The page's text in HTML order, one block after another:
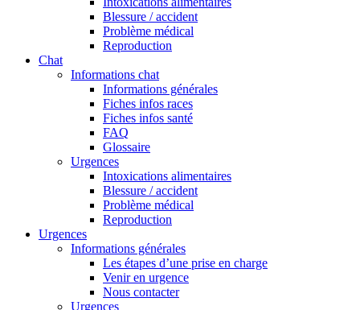
Blessure / accident
Problème médical
Reproduction
Chat
Informations chat
Informations générales
Fiches infos races
Fiches infos santé
FAQ
Glossaire
Urgences
Intoxications alimentaires
Blessure / accident
Problème médical
Reproduction
Urgences
Informations générales
Les étapes d’une prise en charge
Venir en urgence
Nous contacter
Urgences